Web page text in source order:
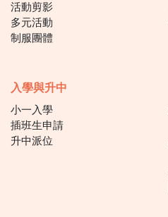
活動剪影
多元活動
制服團體
入學與升中
小一入學
插班生申請
升中派位